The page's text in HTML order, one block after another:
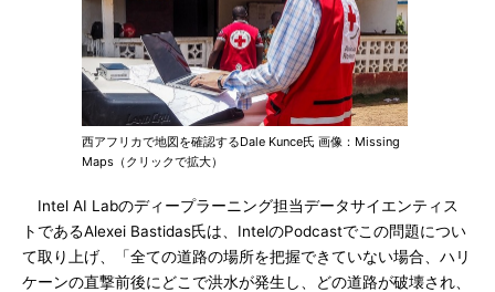
西アフリカで地図を確認するDale Kunce氏 画像：Missing
Maps（クリックで拡大）
Intel AI Labのディープラーニング担当データサイエンティス
トであるAlexei Bastidas氏は、IntelのPodcastでこの問題につい
て取り上げ、「全ての道路の場所を把握できていない場合、ハリ
ケーンの直撃前後にどこで洪水が発生し、どの道路が破壊され、